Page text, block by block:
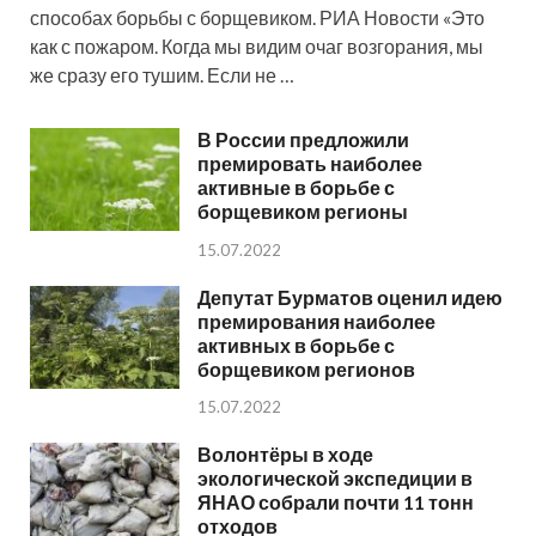
способах борьбы с борщевиком. РИА Новости «Это
как с пожаром. Когда мы видим очаг возгорания, мы
же сразу его тушим. Если не …
В России предложили
премировать наиболее
активные в борьбе с
борщевиком регионы
15.07.2022
Депутат Бурматов оценил идею
премирования наиболее
активных в борьбе с
борщевиком регионов
15.07.2022
Волонтёры в ходе
экологической экспедиции в
ЯНАО собрали почти 11 тонн
отходов